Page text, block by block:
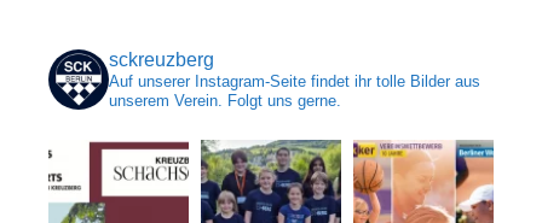
sckreuzberg
Auf unserer Instagram-Seite findet ihr tolle Bilder aus
unserem Verein. Folgt uns gerne.